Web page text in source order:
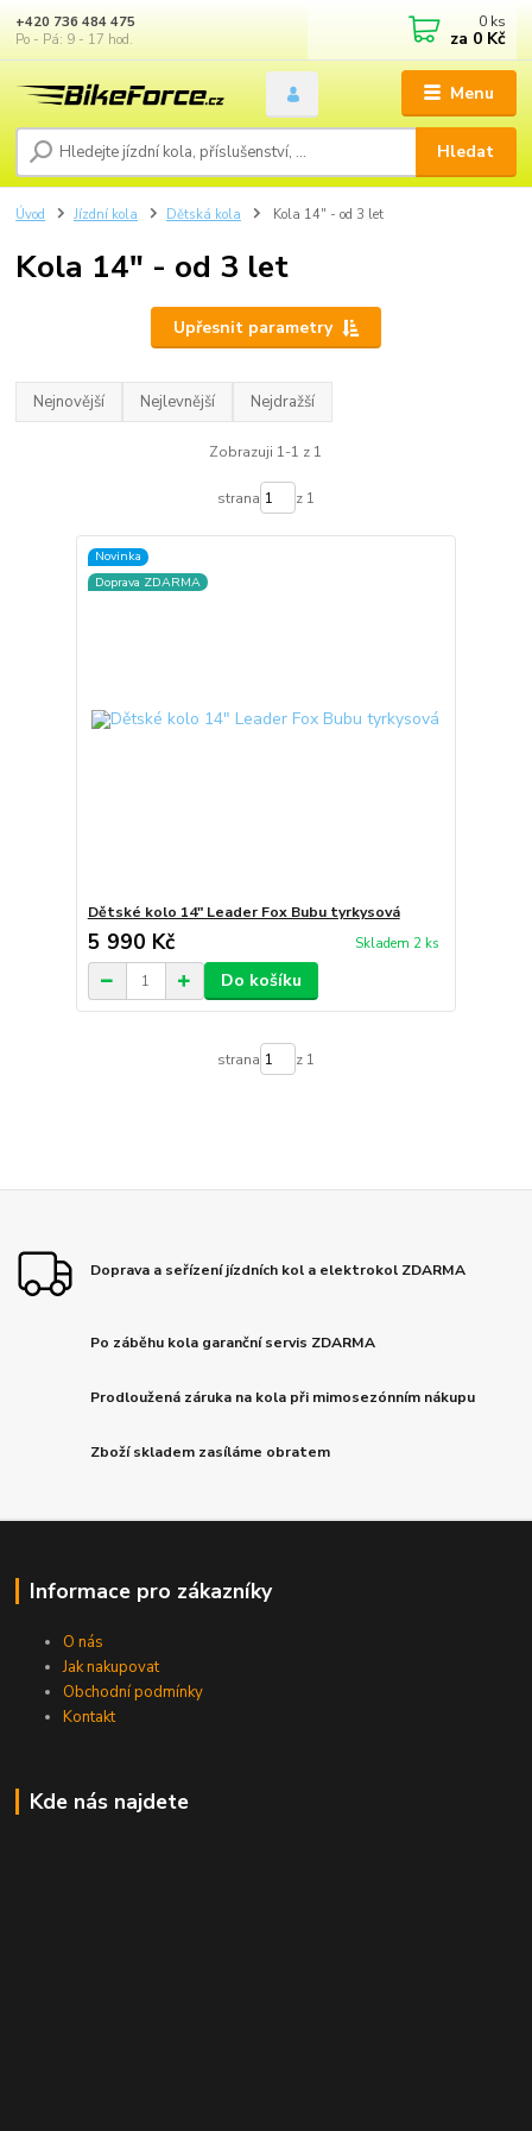
Menu
Hledat
+420 736 484 475
Po - Pá: 9 - 17 hod.
0 ks
za 0 Kč
Úvod Jízdní kola Dětská kola Kola 14" - od 3 let
Kola 14" - od 3 let
Upřesnit parametry
Nejnovější Nejlevnější Nejdražší
Zobrazuji 1-1 z 1
strana z 1
Novinka
Doprava ZDARMA
Dětské kolo 14" Leader Fox Bubu tyrkysová
5 990 Kč Skladem 2 ks
Do košíku
strana z 1
Doprava a seřízení jízdních kol a elektrokol ZDARMA
Po záběhu kola garanční servis ZDARMA
Prodloužená záruka na kola při mimosezónním nákupu
Zboží skladem zasíláme obratem
Informace pro zákazníky
O nás
Jak nakupovat
Obchodní podmínky
Kontakt
Kde nás najdete